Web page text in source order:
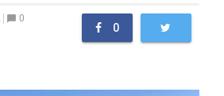
chat_bubble 0
0